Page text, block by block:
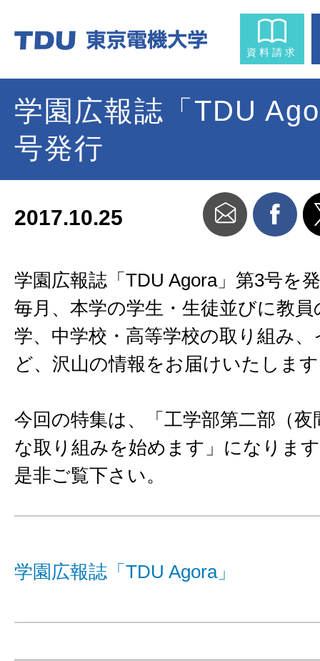
資料請求
学園広報誌「TDU
号発行
2017.10.25
学園広報誌「TDU Agora」第3号を
毎月、本学の学生・生徒並びに教員
学、中学校・高等学校の取り組み
ど、沢山の情報をお届けいたしま
今回の特集は、「工学部第二部（夜
な取り組みを始めます」になりま
是非ご覧下さい。
学園広報誌「TDU Agora」